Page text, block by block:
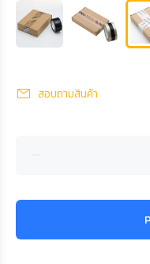
สอบถามสินค้า